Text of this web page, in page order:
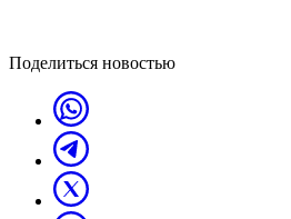
Поделиться новостью